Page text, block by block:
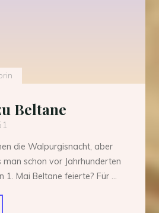
Beltane
die Walpurgisnacht, aber
schon vor Jahrhunderten
1. Mai Beltane feierte? Für …